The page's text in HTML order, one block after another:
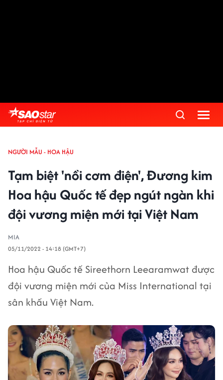
NGƯỜI MẪU - HOA HẬU
Tạm biệt 'nồi cơm điện', Đương kim
Hoa hậu Quốc tế đẹp ngút ngàn khi
đội vương miện mới tại Việt Nam
MIA
05/11/2022 - 14:18 (GMT+7)
Hoa hậu Quốc tế Sireethorn Leearamwat được
đội vương miện mới của Miss International tại
sân khấu Việt Nam.